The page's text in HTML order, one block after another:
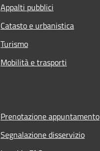
Appalti pubblici
Catasto e urbanistica
Turismo
Mobilità e trasporti
Prenotazione appuntamento
Segnalazione disservizio